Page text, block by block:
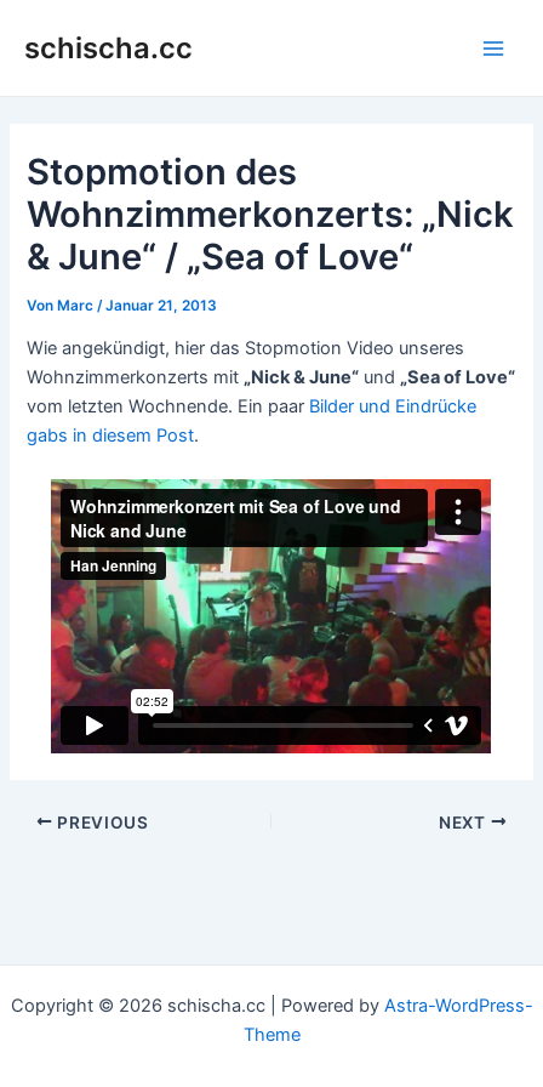
Inhaltschischa.cc
Stopmotion des
Wohnzimmerkonzerts: „Nick
& June“ / „Sea of Love“
VonMarc /Januar 21, 2013
Wie angekündigt, hier das Stopmotion Video unseres
Wohnzimmerkonzerts mit „Nick & June“ und „Sea of Love“
vom letzten Wochnende. Ein paar Bilder und Eindrücke
gabs in diesem Post.
Post
PREVIOUS NEXT
Copyright © 2026 schischa.cc | Powered by Astra-WordPress-
Theme